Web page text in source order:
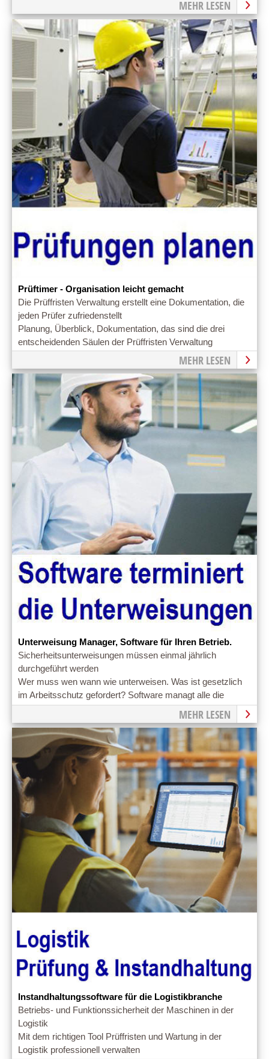
MEHR LESEN
Prüftimer - Organisation leicht gemacht
Die Prüffristen Verwaltung erstellt eine Dokumentation, die
jeden Prüfer zufriedenstellt
Planung, Überblick, Dokumentation, das sind die drei
entscheidenden Säulen der Prüffristen Verwaltung
MEHR LESEN
Unterweisung Manager, Software für Ihren Betrieb.
Sicherheitsunterweisungen müssen einmal jährlich
durchgeführt werden
Wer muss wen wann wie unterweisen. Was ist gesetzlich
im Arbeitsschutz gefordert? Software managt alle die
Unterweisungen
MEHR LESEN
Instandhaltungssoftware für die Logistikbranche
Betriebs- und Funktionssicherheit der Maschinen in der
Logistik
Mit dem richtigen Tool Prüffristen und Wartung in der
Logistik professionell verwalten